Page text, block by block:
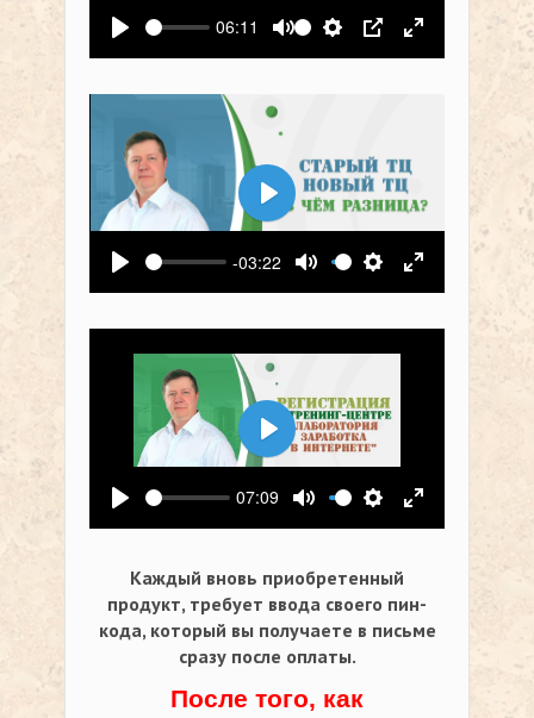
Воспроизвести
06:11
Выключить звук
Настройки
PIP На весь
Воспроизвести
-03:22
Выключить звук
Настройки
На весь
Воспроизвести
Воспроизвести
07:09
Выключить звук
Настройки
На весь
Воспроизвести
Каждый вновь приобретенный
продукт, требует ввода своего пин-
кода, который вы получаете в письме
сразу после оплаты.
После того, как